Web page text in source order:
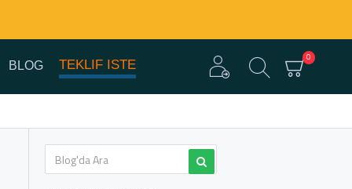
BLOG TEKLIF ISTE
0